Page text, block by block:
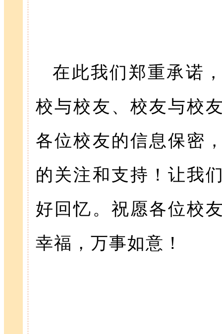
在此我们郑重承诺
校与校友、校友与校
各位校友的信息保密
的关注和支持！让我
好回忆。祝愿各位校
幸福，万事如意！